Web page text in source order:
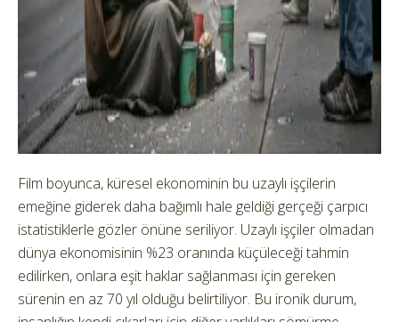
Film boyunca, küresel ekonominin bu uzaylı işçilerin
emeğine giderek daha bağımlı hale geldiği gerçeği çarpıcı
istatistiklerle gözler önüne seriliyor. Uzaylı işçiler olmadan
dünya ekonomisinin %23 oranında küçüleceği tahmin
edilirken, onlara eşit haklar sağlanması için gereken
sürenin en az 70 yıl olduğu belirtiliyor. Bu ironik durum,